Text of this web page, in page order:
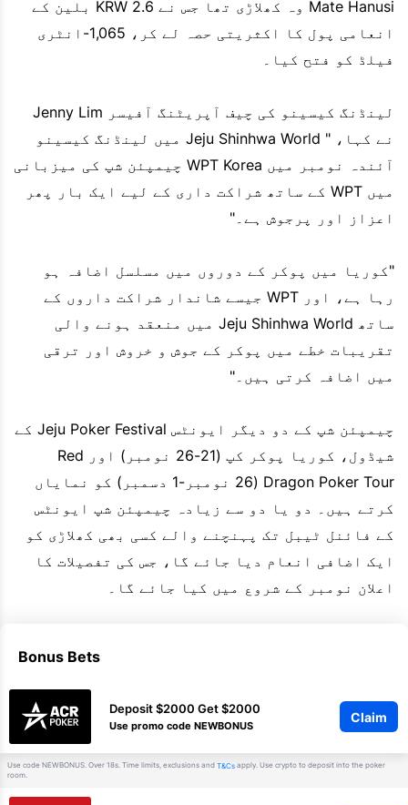
Mate Hanusi وہ کھلاڑی تھا جس نے KRW 2.6 بلین کے
انعامی پول کا اکثریتی حصہ لے کر، 1,065-انٹری
فیلڈ کو فتح کیا۔
لینڈنگ کیسینو کی چیف آپریٹنگ آفیسر Jenny Lim
نے کہا، " Jeju Shinhwa World میں لینڈنگ کیسینو
آئندہ نومبر میں WPT Korea چیمپئن شپ کی میزبانی
میں WPT کے ساتھ شراکت داری کے لیے ایک بار پھر
اعزاز اور پرجوش ہے۔"
"کوریا میں پوکر کے دوروں میں مسلسل اضافہ ہو
رہا ہے، اور WPT جیسے شاندار شراکت داروں کے
ساتھ Jeju Shinhwa World میں منعقد ہونے والی
تقریبات خطے میں پوکر کے جوش و خروش اور ترقی
میں اضافہ کرتی ہیں۔"
چیمپئن شپ کے دو دیگر ایونٹس Jeju Poker Festival کے
شیڈول، کوریا پوکر کپ (21-26 نومبر) اور Red
Dragon Poker Tour (26 نومبر-1 دسمبر) کو نمایاں
کرتے ہیں۔ دو یا دو سے زیادہ چیمپئن شپ ایونٹس
کے فائنل ٹیبل تک پہنچنے والے کسی بھی کھلاڑی کو
ایک اضافی انعام دیا جائے گا، جس کی تفصیلات کا
اعلان نومبر کے شروع میں کیا جائے گا۔
Bonus Bets
Deposit $2000 Get $2000
Use promo code NEWBONUS
Claim
Use code NEWBONUS. Over 18s. Time limits, exclusions and T&Cs apply. Use crypto to deposit into the poker
room.